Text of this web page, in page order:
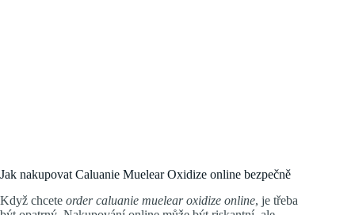
Jak nakupovat Caluanie Muelear Oxidize online bezpečně
Když chcete order caluanie muelear oxidize online, je třeba